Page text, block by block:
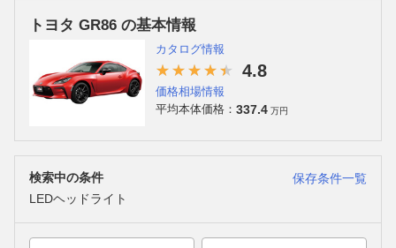
トヨタ GR86 の基本情報
カタログ情報
4.8
価格相場情報
平均本体価格： 337.4 万円
検索中の条件
保存条件一覧
LEDヘッドライト